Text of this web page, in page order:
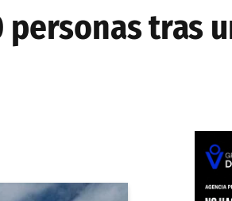
personas tras